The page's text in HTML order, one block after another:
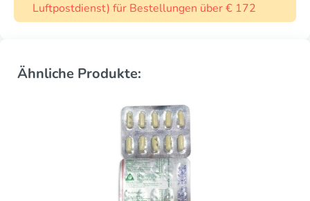
Luftpostdienst) für Bestellungen über € 172
Ähnliche Produkte: